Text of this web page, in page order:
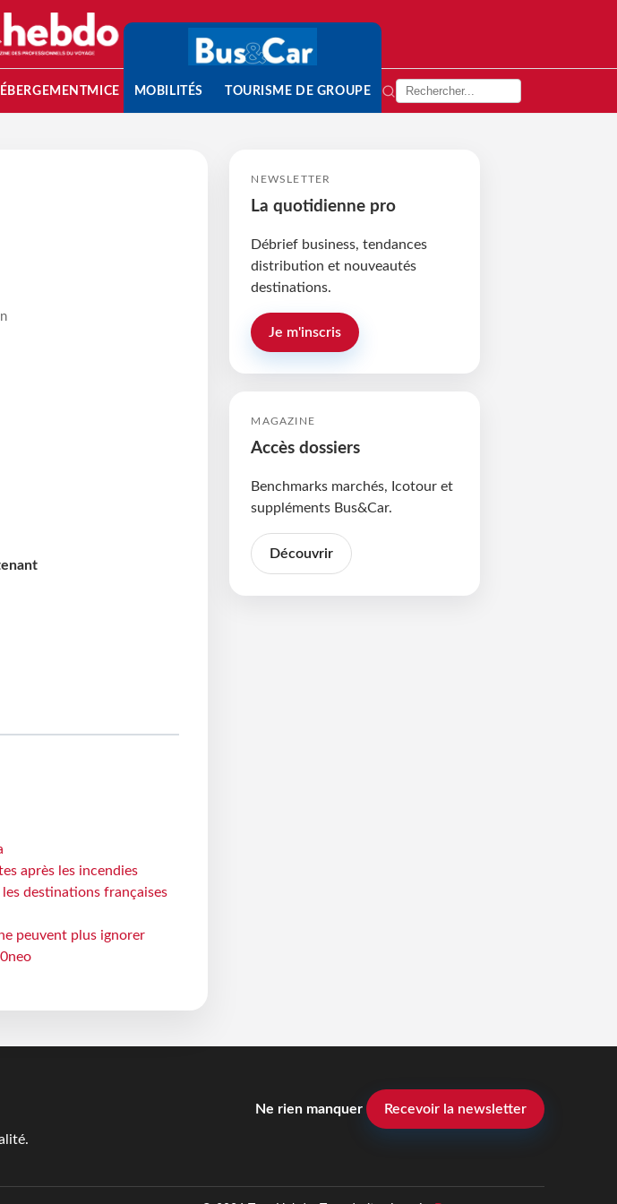
MICE MOBILITÉS TOURISME DE GROUPE
après les incendies
destinations françaises
peuvent plus ignorer
NEWSLETTER
La quotidienne pro
Débrief business, tendances
distribution et nouveautés
destinations.
Je m'inscris
MAGAZINE
Accès dossiers
Benchmarks marchés, Icotour et
suppléments Bus&Car.
Découvrir
Ne rien manquer Recevoir la newsletter